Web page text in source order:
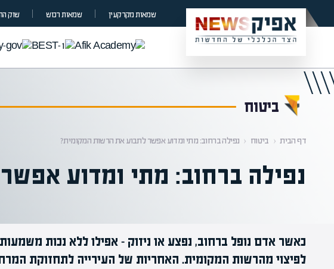
שמאות מקרקעין שמאות רכוש שוק
ביטוח
דף הבית ‹ ביטוח ‹ נפילה ברחוב: מתי ומדוע אפשר לתבוע את הרשות המקומית?
נפילה ברחוב: מתי ומדוע
כאשר אדם נופל ברחוב, נפצע או ניזוק – אפילו ללא נכות
לפיצוי מהרשות המקומית. האחריות של העירייה לתחזוקת